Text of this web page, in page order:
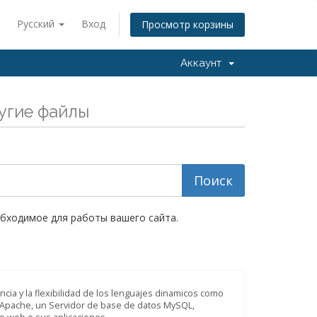
Русский Вход Просмотр корзины
Аккаунт
файлы
для работы вашего сайта.
y la flexibilidad de los lenguajes dinamicos como
un Servidor de base de datos MySQL,